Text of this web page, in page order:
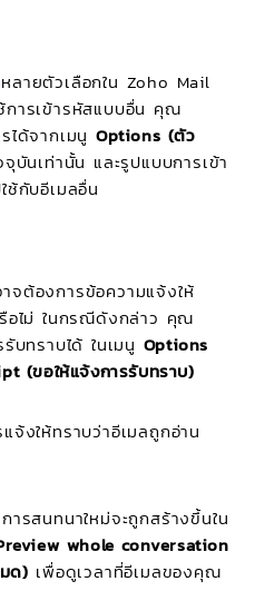
หลายตัวเลือกใน Zoho Mail
การเข้ารหัสแบบอื่น คุณ
ได้จากเมนูOptions (ตัว
บันเท่านั้น และรูปแบบการเข้า
ช้กับอีเมลอื่น
ต้องการข้อความแจ้งให้
อไม่ ในกรณีดังกล่าว คุณ
บทราบได้ ในเมนู Options
(ขอให้แจ้งการรับทราบ)
งให้ทราบว่าอีเมลถูกอ่าน
รสนทนาใหม่จะถูกสร้างขึ้นใน
whole conversation
ด) เพื่อดูเวลาที่อีเมลของคุณ